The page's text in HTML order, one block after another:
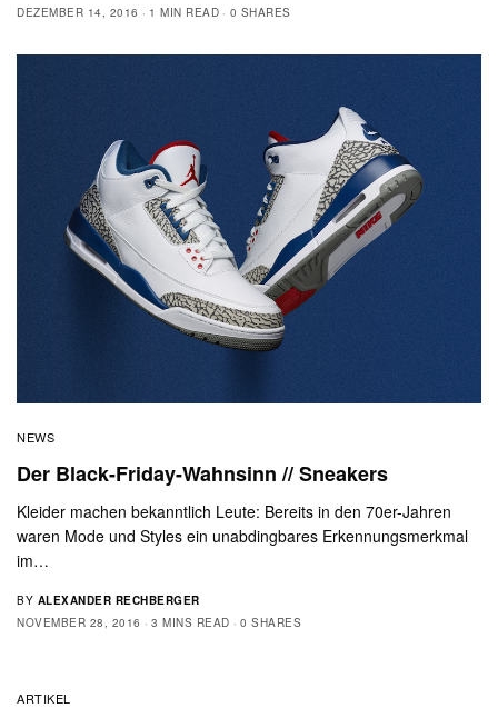
DEZEMBER 14, 2016
1 MIN READ 0 SHARES
NEWS
Der Black-Friday-Wahnsinn // Sneakers
Kleider machen bekanntlich Leute: Bereits in den 70er-Jahren
waren Mode und Styles ein unabdingbares Erkennungsmerkmal
im…
BY ALEXANDER RECHBERGER
NOVEMBER 28, 2016
3 MINS READ 0 SHARES
ARTIKEL